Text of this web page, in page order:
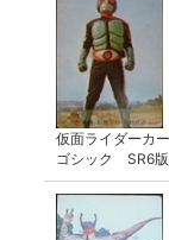
仮面ライダーカ
ゴシック SR6版